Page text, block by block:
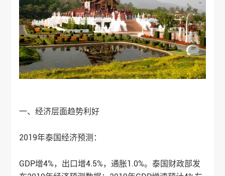
一、经济层面趋势利好
2019年泰国经济预测：
GDP增4%，出口增4.5%，通胀1.0%。泰国财政部发